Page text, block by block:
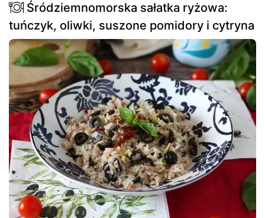
Śródziemnomorska sałatka ryżowa:
tuńczyk, oliwki, suszone pomidory i cytryna